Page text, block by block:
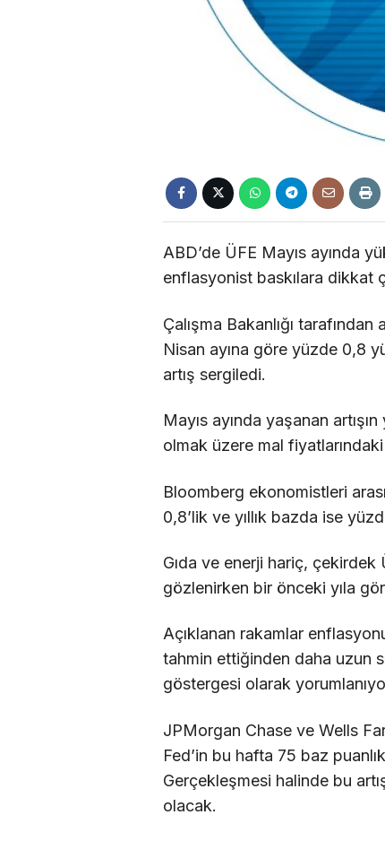
ABD’de ÜFE Mayıs ayında
enflasyonist baskılara dikkat
Çalışma Bakanlığı
Nisan ayına göre yüzde 0,8
artış sergiledi.
Mayıs ayında yaşanan
olmak üzere mal
Bloomberg ekonomistleri
0,8’lik ve yıllık bazda ise
Gıda ve enerji hariç, çekirdek
gözlenirken bir önceki yıla
Açıklanan rakamlar
tahmin ettiğinden daha uzun
göstergesi olarak
JPMorgan Chase ve Wells
Fed’in bu hafta 75 baz
Gerçekleşmesi halinde bu
olacak.